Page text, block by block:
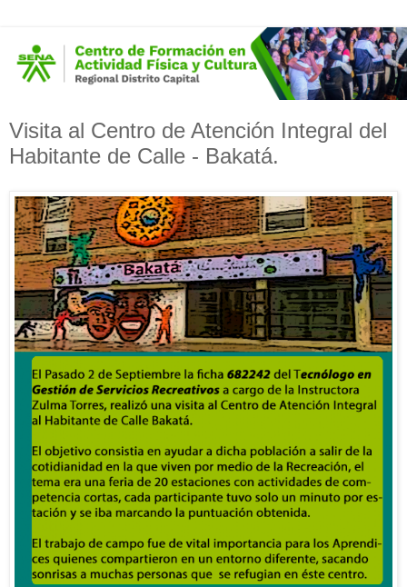
Visita al Centro de Atención Integral del
Habitante de Calle - Bakatá.